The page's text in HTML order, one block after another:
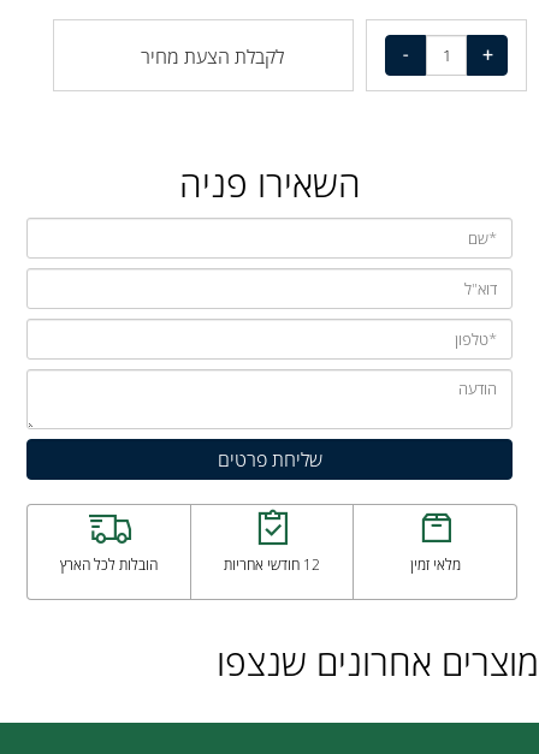
לקבלת הצעת מחיר
השאירו פניה
מלאי זמין 12 חודשי אחריות הובלות לכל הארץ
מוצרים אחרונים שנצפו